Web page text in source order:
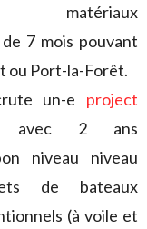
matériaux
7 mois pouvant
ou Port-la-Forêt.
un-e project
avec 2 ans
niveau niveau
de bateaux
(à voile et